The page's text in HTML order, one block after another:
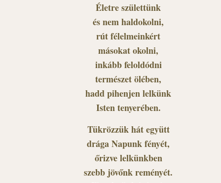
Életre születtünk
és nem haldokolni,
rút félelmeinkért
másokat okolni,
inkább feloldódni
természet ölében,
hadd pihenjen lelkünk
Isten tenyerében.
Tükrözzük hát együtt
drága Napunk fényét,
őrizve lelkünkben
szebb jövőnk reményét.